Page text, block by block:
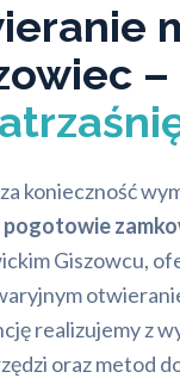
–
konieczność
pogotowie
Giszowcu,
realizujemy z
oraz metod